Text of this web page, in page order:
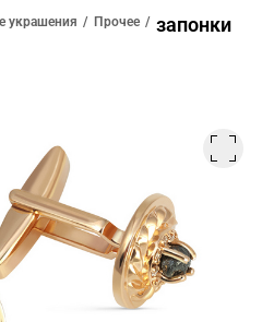
украшения Прочее запонки